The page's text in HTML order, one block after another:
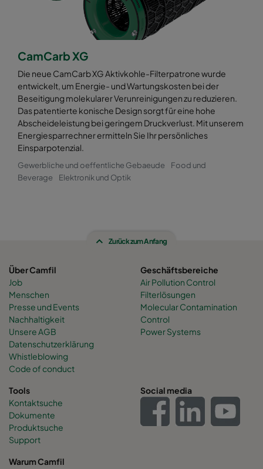
CamCarb XG
Die neue CamCarb XG Aktivkohle-Filterpatrone wurde
entwickelt, um Energie- und Wartungskosten bei der
Beseitigung molekularer Verunreinigungen zu reduzieren.
Das patentierte konische Design sorgt für eine hohe
Abscheideleistung bei geringem Druckverlust. Mit unserem
Energiesparrechner ermitteln Sie Ihr persönliches
Einsparpotenzial.
Gewerbliche und oeffentliche Gebaeude
Food und
Beverage
Elektronik und Optik
Zurück zum Anfang
Über Camfil
Job
Menschen
Presse und Events
Nachhaltigkeit
Unsere AGB
Datenschutzerklärung
Whistleblowing
Code of conduct
Geschäftsbereiche
Air Pollution Control
Filterlösungen
Molecular Contamination
Control
Power Systems
Tools
Kontaktsuche
Dokumente
Produktsuche
Support
Social media
Warum Camfil